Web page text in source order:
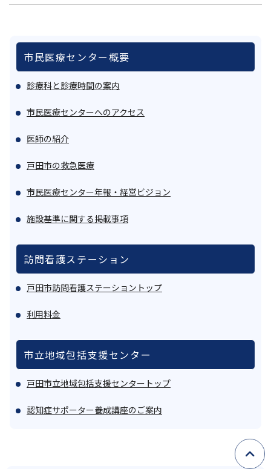
市民医療センター概要
診療科と診療時間の案内
市民医療センターへのアクセス
医師の紹介
戸田市の救急医療
市民医療センター年報・経営ビジョン
施設基準に関する掲載事項
訪問看護ステーション
戸田市訪問看護ステーショントップ
利用料金
市立地域包括支援センター
戸田市立地域包括支援センタートップ
認知症サポーター養成講座のご案内